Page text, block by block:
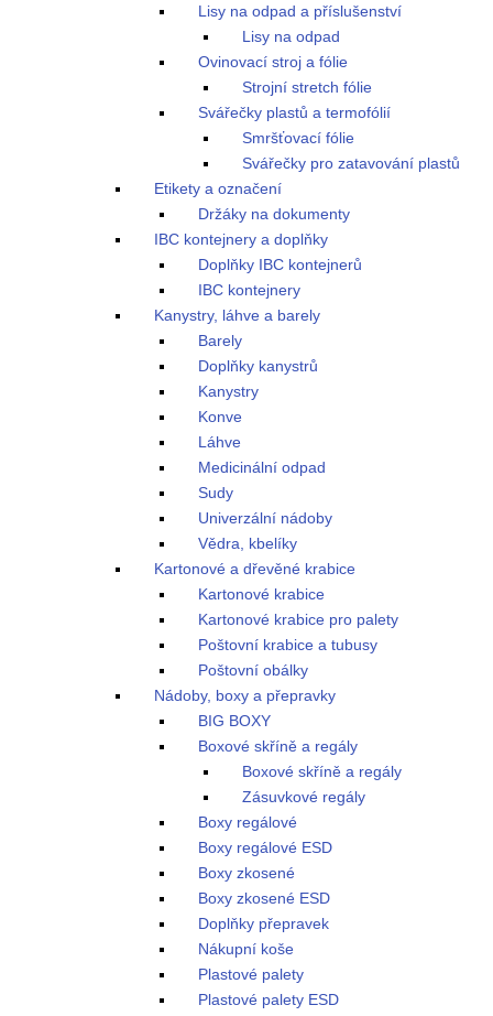
Lisy na odpad a příslušenství
Lisy na odpad
Ovinovací stroj a fólie
Strojní stretch fólie
Svářečky plastů a termofólií
Smršťovací fólie
Svářečky pro zatavování plastů
Etikety a označení
Držáky na dokumenty
IBC kontejnery a doplňky
Doplňky IBC kontejnerů
IBC kontejnery
Kanystry, láhve a barely
Barely
Doplňky kanystrů
Kanystry
Konve
Láhve
Medicinální odpad
Sudy
Univerzální nádoby
Vědra, kbelíky
Kartonové a dřevěné krabice
Kartonové krabice
Kartonové krabice pro palety
Poštovní krabice a tubusy
Poštovní obálky
Nádoby, boxy a přepravky
BIG BOXY
Boxové skříně a regály
Boxové skříně a regály
Zásuvkové regály
Boxy regálové
Boxy regálové ESD
Boxy zkosené
Boxy zkosené ESD
Doplňky přepravek
Nákupní koše
Plastové palety
Plastové palety ESD